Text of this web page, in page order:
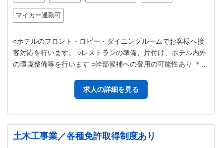
マイカー通勤可
○ホテルのフロント・ロビー・ダイニングルームでお客様へ接
客対応を行います。 ○レストランの準備、片付け、ホテル内外
の環境整備等を行います ○幹部候補への登用の可能性あり ＊住
求人の詳細を見る
土木工事業／各種免許取得制度あり